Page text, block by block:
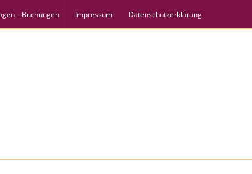
– Buchungen Impressum Datenschutzerklärung